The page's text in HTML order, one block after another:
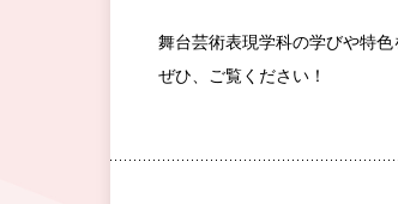
舞台芸術表現学科の学びや特色
ぜひ、ご覧ください！